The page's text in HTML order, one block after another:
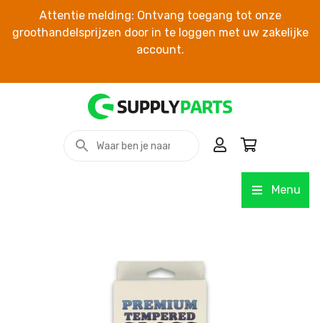
Attentie melding: Ontvang toegang tot onze
groothandelsprijzen door in te loggen met uw zakelijke
account.
Menu